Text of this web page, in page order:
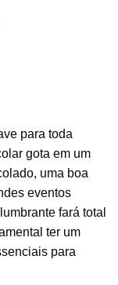
para toda
gota em um
uma boa
eventos
fará total
ter um
para